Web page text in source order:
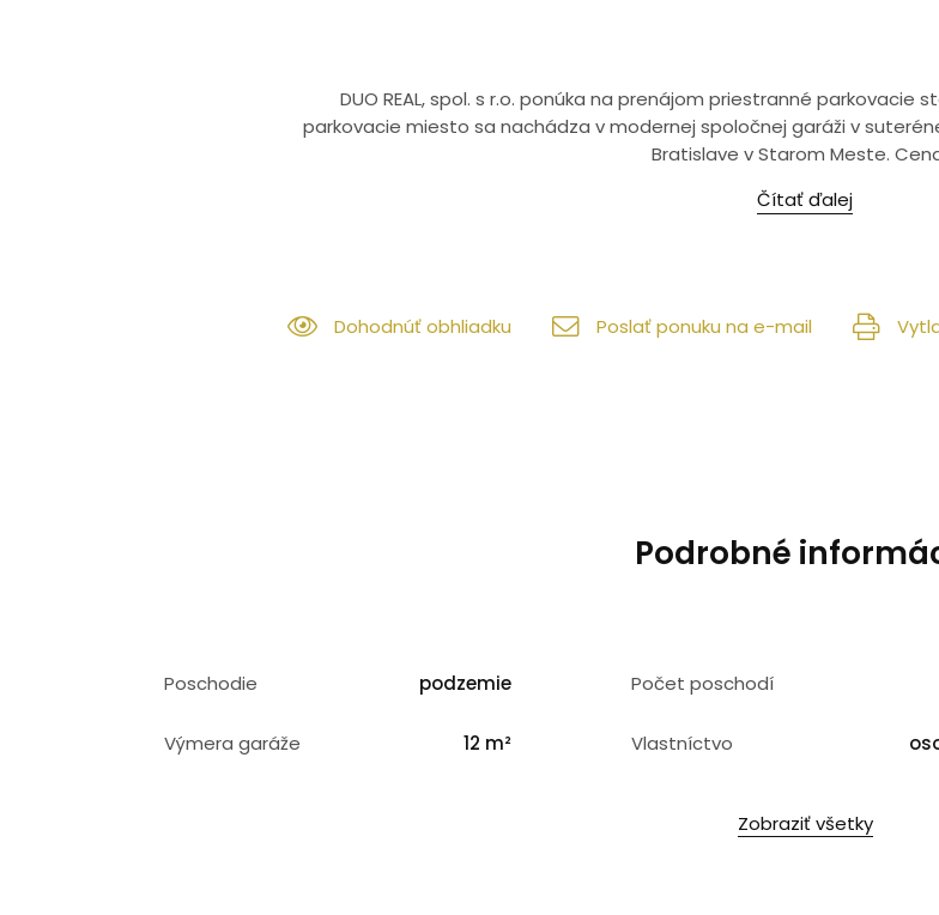
DUO REAL, spol. s r.o. ponúka na prenájom priestranné parkovacie
parkovacie miesto sa nachádza v modernej spoločnej garáži v
Bratislave v Starom Meste.
Čítať ďalej
Dohodnúť obhliadku Poslať ponuku na e-mail
Podrobné
Poschodie podzemie Počet poschodí
Výmera garáže 12 m² Vlastníctvo
Zobraziť všetky